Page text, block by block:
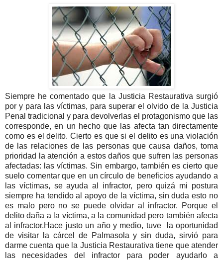
Siempre he comentado que la Justicia Restaurativa surgió
por y para las víctimas, para superar el olvido de la Justicia
Penal tradicional y para devolverlas el protagonismo que las
corresponde, en un hecho que las afecta tan directamente
como es el delito. Cierto es que si el delito es una violación
de las relaciones de las personas que causa daños, toma
prioridad la atención a estos daños que sufren las personas
afectadas: las víctimas. Sin embargo, también es cierto que
suelo comentar que en un círculo de beneficios ayudando a
las víctimas, se ayuda al infractor, pero quizá mi postura
siempre ha tendido al apoyo de la víctima, sin duda esto no
es malo pero no se puede olvidar al infractor. Porque el
delito daña a la víctima, a la comunidad pero también afecta
al infractor.Hace justo un año y medio, tuve la oportunidad
de visitar la cárcel de Palmasola y sin duda, sirvió para
darme cuenta que la Justicia Restaurativa tiene que atender
las necesidades del infractor para poder ayudarlo a